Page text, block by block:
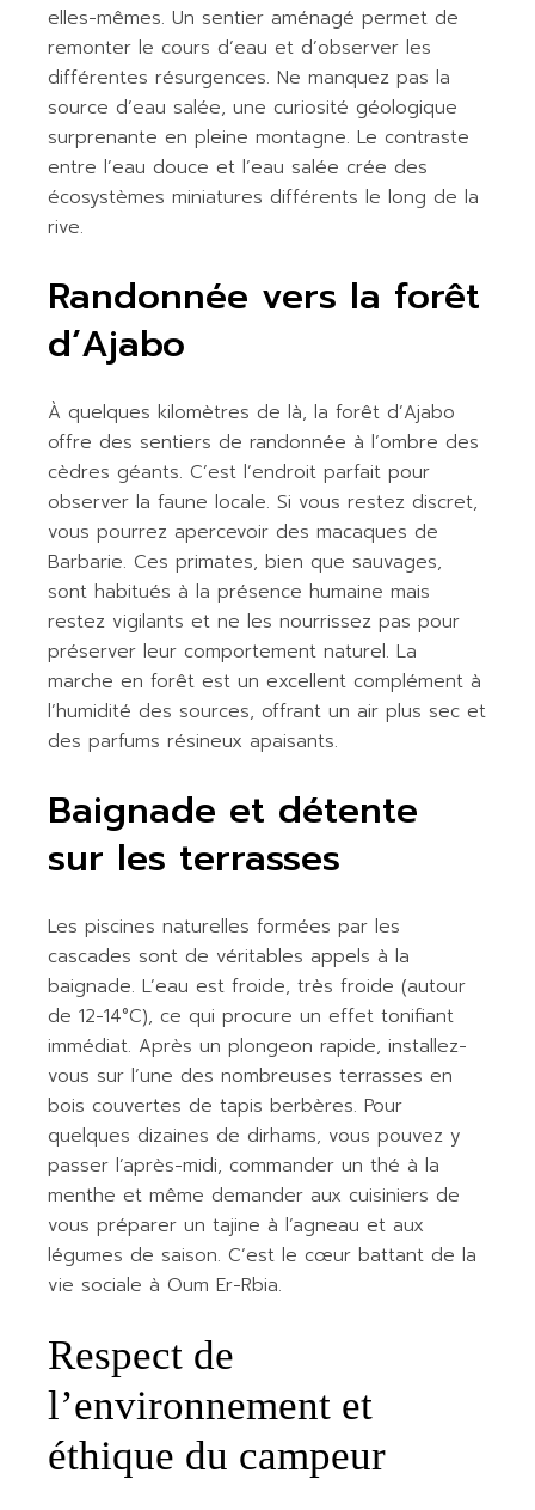
elles-mêmes. Un sentier aménagé permet de
remonter le cours d’eau et d’observer les
différentes résurgences. Ne manquez pas la
source d’eau salée, une curiosité géologique
surprenante en pleine montagne. Le contraste
entre l’eau douce et l’eau salée crée des
écosystèmes miniatures différents le long de la
rive.
Randonnée vers la forêt
d’Ajabo
À quelques kilomètres de là, la forêt d’Ajabo
offre des sentiers de randonnée à l’ombre des
cèdres géants. C’est l’endroit parfait pour
observer la faune locale. Si vous restez discret,
vous pourrez apercevoir des macaques de
Barbarie. Ces primates, bien que sauvages,
sont habitués à la présence humaine mais
restez vigilants et ne les nourrissez pas pour
préserver leur comportement naturel. La
marche en forêt est un excellent complément à
l’humidité des sources, offrant un air plus sec et
des parfums résineux apaisants.
Baignade et détente
sur les terrasses
Les piscines naturelles formées par les
cascades sont de véritables appels à la
baignade. L’eau est froide, très froide (autour
de 12-14°C), ce qui procure un effet tonifiant
immédiat. Après un plongeon rapide, installez-
vous sur l’une des nombreuses terrasses en
bois couvertes de tapis berbères. Pour
quelques dizaines de dirhams, vous pouvez y
passer l’après-midi, commander un thé à la
menthe et même demander aux cuisiniers de
vous préparer un tajine à l’agneau et aux
légumes de saison. C’est le cœur battant de la
vie sociale à Oum Er-Rbia.
Respect de
l’environnement et
éthique du campeur